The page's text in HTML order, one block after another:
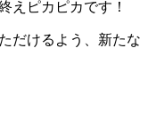
えピカピカです！
だけるよう、新たな